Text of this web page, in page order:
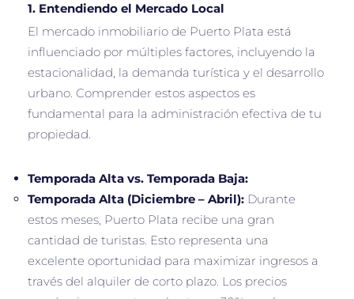
1. Entendiendo el Mercado Local
El mercado inmobiliario de Puerto Plata está
influenciado por múltiples factores, incluyendo la
estacionalidad, la demanda turística y el desarrollo
urbano. Comprender estos aspectos es
fundamental para la administración efectiva de tu
propiedad.
Temporada Alta vs. Temporada Baja:
Temporada Alta (Diciembre – Abril): Durante
estos meses, Puerto Plata recibe una gran
cantidad de turistas. Esto representa una
excelente oportunidad para maximizar ingresos a
través del alquiler de corto plazo. Los precios